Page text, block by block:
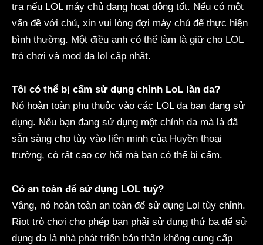
tra nếu LOL máy chủ đang hoạt động tốt. Nếu có một
vấn đề với chủ, xin vui lòng đợi máy chủ để thực hiện
bình thường. Một điều anh có thể làm là giữ cho LOL
trò chơi và mod da lol cập nhật.
Tôi có thể bị cấm sử dụng chỉnh LoL làn da?
Nó hoàn toàn phụ thuộc vào các LOL da bạn đang sử
dụng. Nếu bạn đang sử dụng một chỉnh da mà là đã
sẵn sàng cho tùy vào liên minh của Huyền thoại
trường, có rất cao cơ hội mà bạn có thể bị cấm.
Có an toàn để sử dụng LOL tuỳ?
Vâng, nó hoàn toàn an toàn để sử dụng Lol tùy chỉnh.
Riot trò chơi cho phép bạn phải sử dụng thứ ba để sử
dụng da là nhà phát triển bản thân không cung cấp